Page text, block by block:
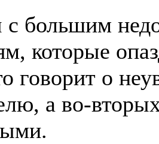
с большим
которые
говорит о
а во-